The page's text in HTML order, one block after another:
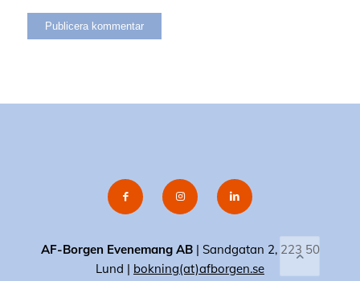
AF-Borgen Evenemang AB| Sandgatan 2, 223 50
Lund | bokning(at)afborgen.se